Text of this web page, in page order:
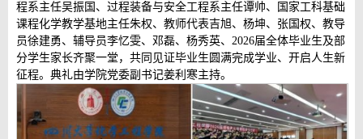
程系主任吴振国、过程装备与安全工程系主任谭帅、国家工科基础
课程化学教学基地主任朱权、教师代表吉旭、杨坤、张国权、教导
员徐建勇、辅导员李忆雯、邓磊、杨秀英、2026届全体毕业生及部
分学生家长齐聚一堂，共同见证毕业生圆满完成学业、开启人生新
征程。典礼由学院党委副书记姜利寒主持。